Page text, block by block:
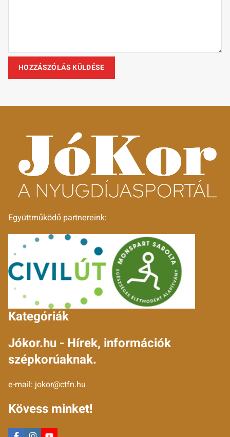
Együttműködő partnereink:
Kategóriák
Jókor.hu - Hírek, információk
szépkorúaknak.
e-mail: jokor@ctfn.hu
Kövess minket!